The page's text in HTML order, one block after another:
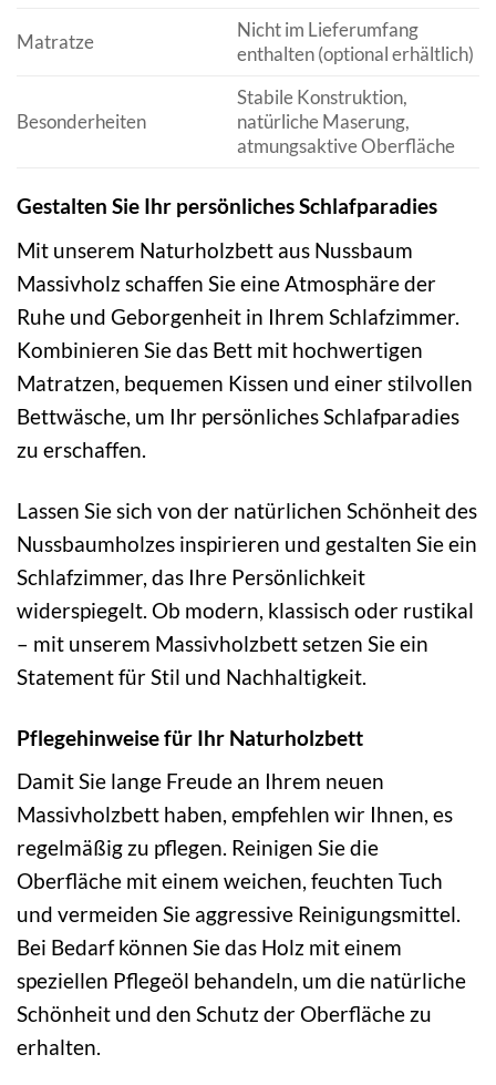
Matratze
Nicht im Lieferumfang
enthalten (optional erhältlich)
Besonderheiten
Stabile Konstruktion,
natürliche Maserung,
atmungsaktive Oberfläche
Gestalten Sie Ihr persönliches Schlafparadies
Mit unserem Naturholzbett aus Nussbaum
Massivholz schaffen Sie eine Atmosphäre der
Ruhe und Geborgenheit in Ihrem Schlafzimmer.
Kombinieren Sie das Bett mit hochwertigen
Matratzen, bequemen Kissen und einer stilvollen
Bettwäsche, um Ihr persönliches Schlafparadies
zu erschaffen.
Lassen Sie sich von der natürlichen Schönheit des
Nussbaumholzes inspirieren und gestalten Sie ein
Schlafzimmer, das Ihre Persönlichkeit
widerspiegelt. Ob modern, klassisch oder rustikal
– mit unserem Massivholzbett setzen Sie ein
Statement für Stil und Nachhaltigkeit.
Pflegehinweise für Ihr Naturholzbett
Damit Sie lange Freude an Ihrem neuen
Massivholzbett haben, empfehlen wir Ihnen, es
regelmäßig zu pflegen. Reinigen Sie die
Oberfläche mit einem weichen, feuchten Tuch
und vermeiden Sie aggressive Reinigungsmittel.
Bei Bedarf können Sie das Holz mit einem
speziellen Pflegeöl behandeln, um die natürliche
Schönheit und den Schutz der Oberfläche zu
erhalten.